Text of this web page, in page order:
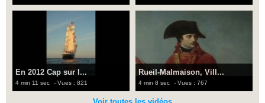
En 2012 Cap sur l...
4 min 11 sec - Vues : 821
Rueil-Malmaison, Vill...
4 min 8 sec - Vues : 767